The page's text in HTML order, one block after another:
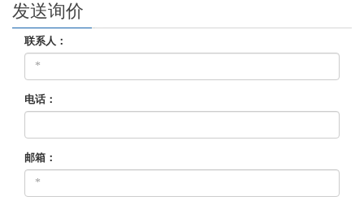
发送询价
联系人：
电话：
邮箱：